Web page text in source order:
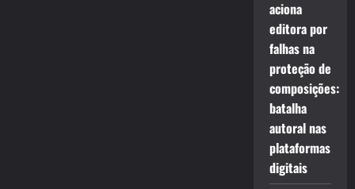
aciona
editora por
falhas na
proteção de
composições:
batalha
autoral nas
plataformas
digitais